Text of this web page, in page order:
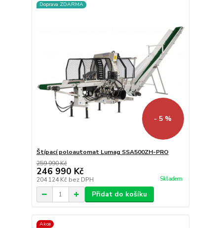
Doprava ZDARMA
- 5 %
Štípací poloautomat Lumag SSA500ZH-PRO
259 990 Kč
246 990 Kč
204 124 Kč bez DPH Skladem
Přidat do košíku
Akce